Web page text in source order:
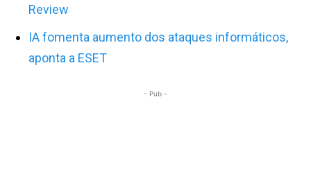
Review
IA fomenta aumento dos ataques informáticos,
aponta a ESET
- Pub -